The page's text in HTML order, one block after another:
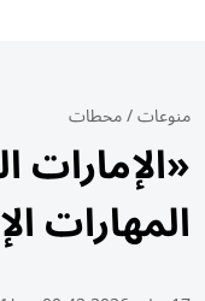
منوعات/محطات
المهارات